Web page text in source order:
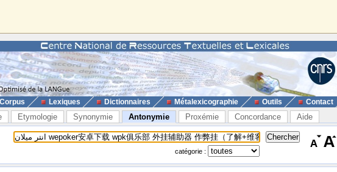
Corpus Lexiques Dictionnaires Métalexicographie Outils Contact
Etymologie Synonymie Antonymie Proxémie Concordance Aide
catégorie :